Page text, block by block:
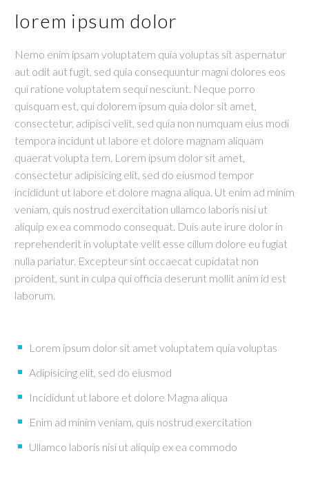
lorem ipsum dolor
Nemo enim ipsam voluptatem quia voluptas sit aspernatur
aut odit aut fugit, sed quia consequuntur magni dolores eos
qui ratione voluptatem sequi nesciunt. Neque porro
quisquam est, qui dolorem ipsum quia dolor sit amet,
consectetur, adipisci velit, sed quia non numquam eius modi
tempora incidunt ut labore et dolore magnam aliquam
quaerat volupta tem. Lorem ipsum dolor sit amet,
consectetur adipisicing elit, sed do eiusmod tempor
incididunt ut labore et dolore magna aliqua. Ut enim ad minim
veniam, quis nostrud exercitation ullamco laboris nisi ut
aliquip ex ea commodo consequat. Duis aute irure dolor in
reprehenderit in voluptate velit esse cillum dolore eu fugiat
nulla pariatur. Excepteur sint occaecat cupidatat non
proident, sunt in culpa qui officia deserunt mollit anim id est
laborum.
Lorem ipsum dolor sit amet voluptatem quia voluptas
Adipisicing elit, sed do eiusmod
Incididunt ut labore et dolore Magna aliqua
Enim ad minim veniam, quis nostrud exercitation
Ullamco laboris nisi ut aliquip ex ea commodo